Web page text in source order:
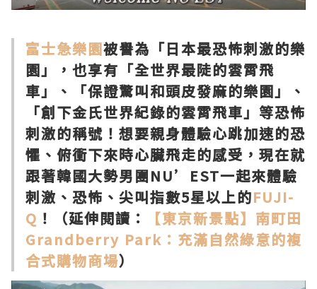
富士急樂園被譽為「日本最恐怖刺激的樂
園」，也享有「全世界最陡的雲霄飛
車」、「保證驚叫和頭皮發麻的樂園」、
「創下金氏世界紀錄的雲霄飛車」等恐怖
刺激的稱號！想要親身體驗心跳加速的恐
懼、俯衝下來時心臟飛走的感受，現在就
跟著韓國大勢男團NU’EST一起來體驗
刺激、恐怖、尖叫指數5星以上的FUJI-
Q ！（延伸閱讀：
【東京新景點】南町田
Grandberry Park：充滿自然綠意的複
合式購物商場）